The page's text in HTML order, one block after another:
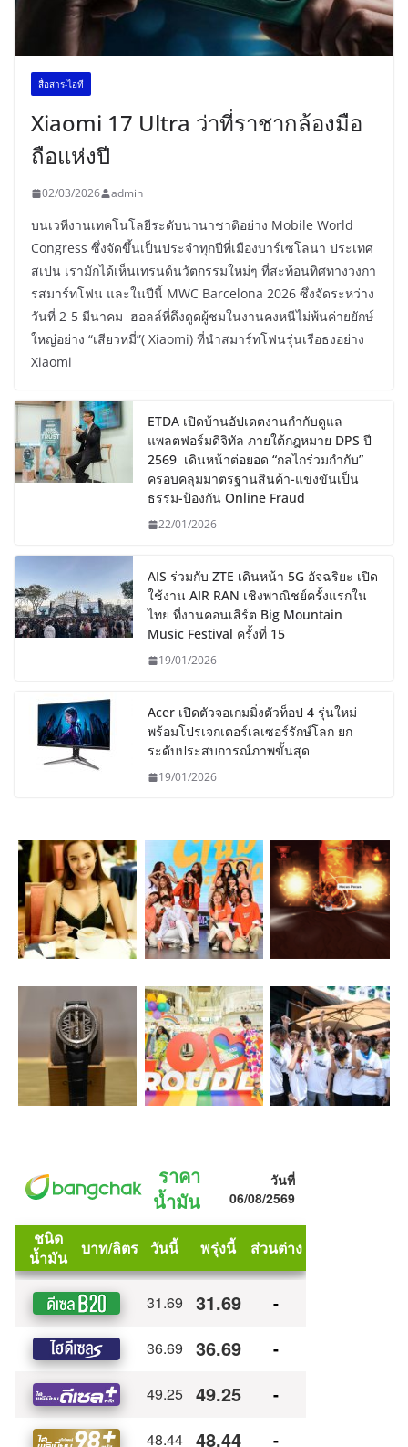
สื่อสาร-ไอที
Xiaomi 17 Ultra ว่าที่ราชากล้องมือ
ถือแห่งปี
02/03/2026 admin
บนเวทีงานเทคโนโลยีระดับนานาชาติอย่าง Mobile World
Congress ซึ่งจัดขึ้นเป็นประจำทุกปีที่เมืองบาร์เซโลนา ประเทศ
สเปน เรามักได้เห็นเทรนด์นวัตกรรมใหม่ๆ ที่สะท้อนทิศทางวงกา
รสมาร์ทโฟน และในปีนี้ MWC Barcelona 2026 ซึ่งจัดระหว่าง
วันที่ 2-5 มีนาคม ฮอลล์ที่ดึงดูดผู้ชมในงานคงหนีไม่พ้นค่ายยักษ์
ใหญ่อย่าง “เสียวหมี่”( Xiaomi) ที่นำสมาร์ทโฟนรุ่นเรือธงอย่าง
Xiaomi
ETDA เปิดบ้านอัปเดตงานกำกับดูแล
แพลตฟอร์มดิจิทัล ภายใต้กฎหมาย DPS ปี
2569 เดินหน้าต่อยอด “กลไกร่วมกำกับ”
ครอบคลุมมาตรฐานสินค้า-แข่งขันเป็น
ธรรม-ป้องกัน Online Fraud
22/01/2026
AIS ร่วมกับ ZTE เดินหน้า 5G อัจฉริยะ เปิด
ใช้งาน AIR RAN เชิงพาณิชย์ครั้งแรกใน
ไทย ที่งานคอนเสิร์ต Big Mountain
Music Festival ครั้งที่ 15
19/01/2026
Acer เปิดตัวจอเกมมิ่งตัวท็อป 4 รุ่นใหม่
พร้อมโปรเจกเตอร์เลเซอร์รักษ์โลก ยก
ระดับประสบการณ์ภาพขั้นสุด
19/01/2026